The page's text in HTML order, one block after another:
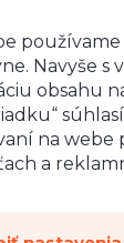
používame
Navyše s
obsahu
na
a